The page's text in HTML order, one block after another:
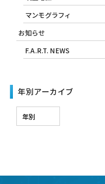
マンモグラフィ
お知らせ
F.A.R.T. NEWS
年別アーカイブ